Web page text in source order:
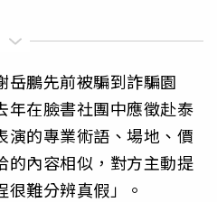
岳鵬先前被騙到詐騙園
年在臉書社團中應徵赴泰
演的專業術語、場地、價
的內容相似，對方主動提
難分辨真假」。